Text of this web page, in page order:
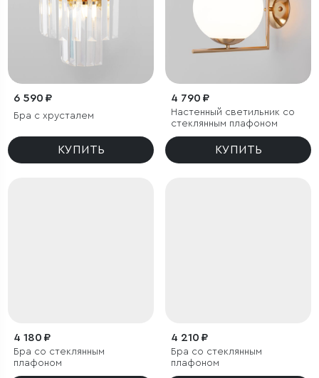
6 590 ₽
Бра с хрусталем
КУПИТЬ
4 790 ₽
Настенный светильник со
стеклянным плафоном
КУПИТЬ
4 180 ₽
Бра со стеклянным
плафоном
4 210 ₽
Бра со стеклянным
плафоном